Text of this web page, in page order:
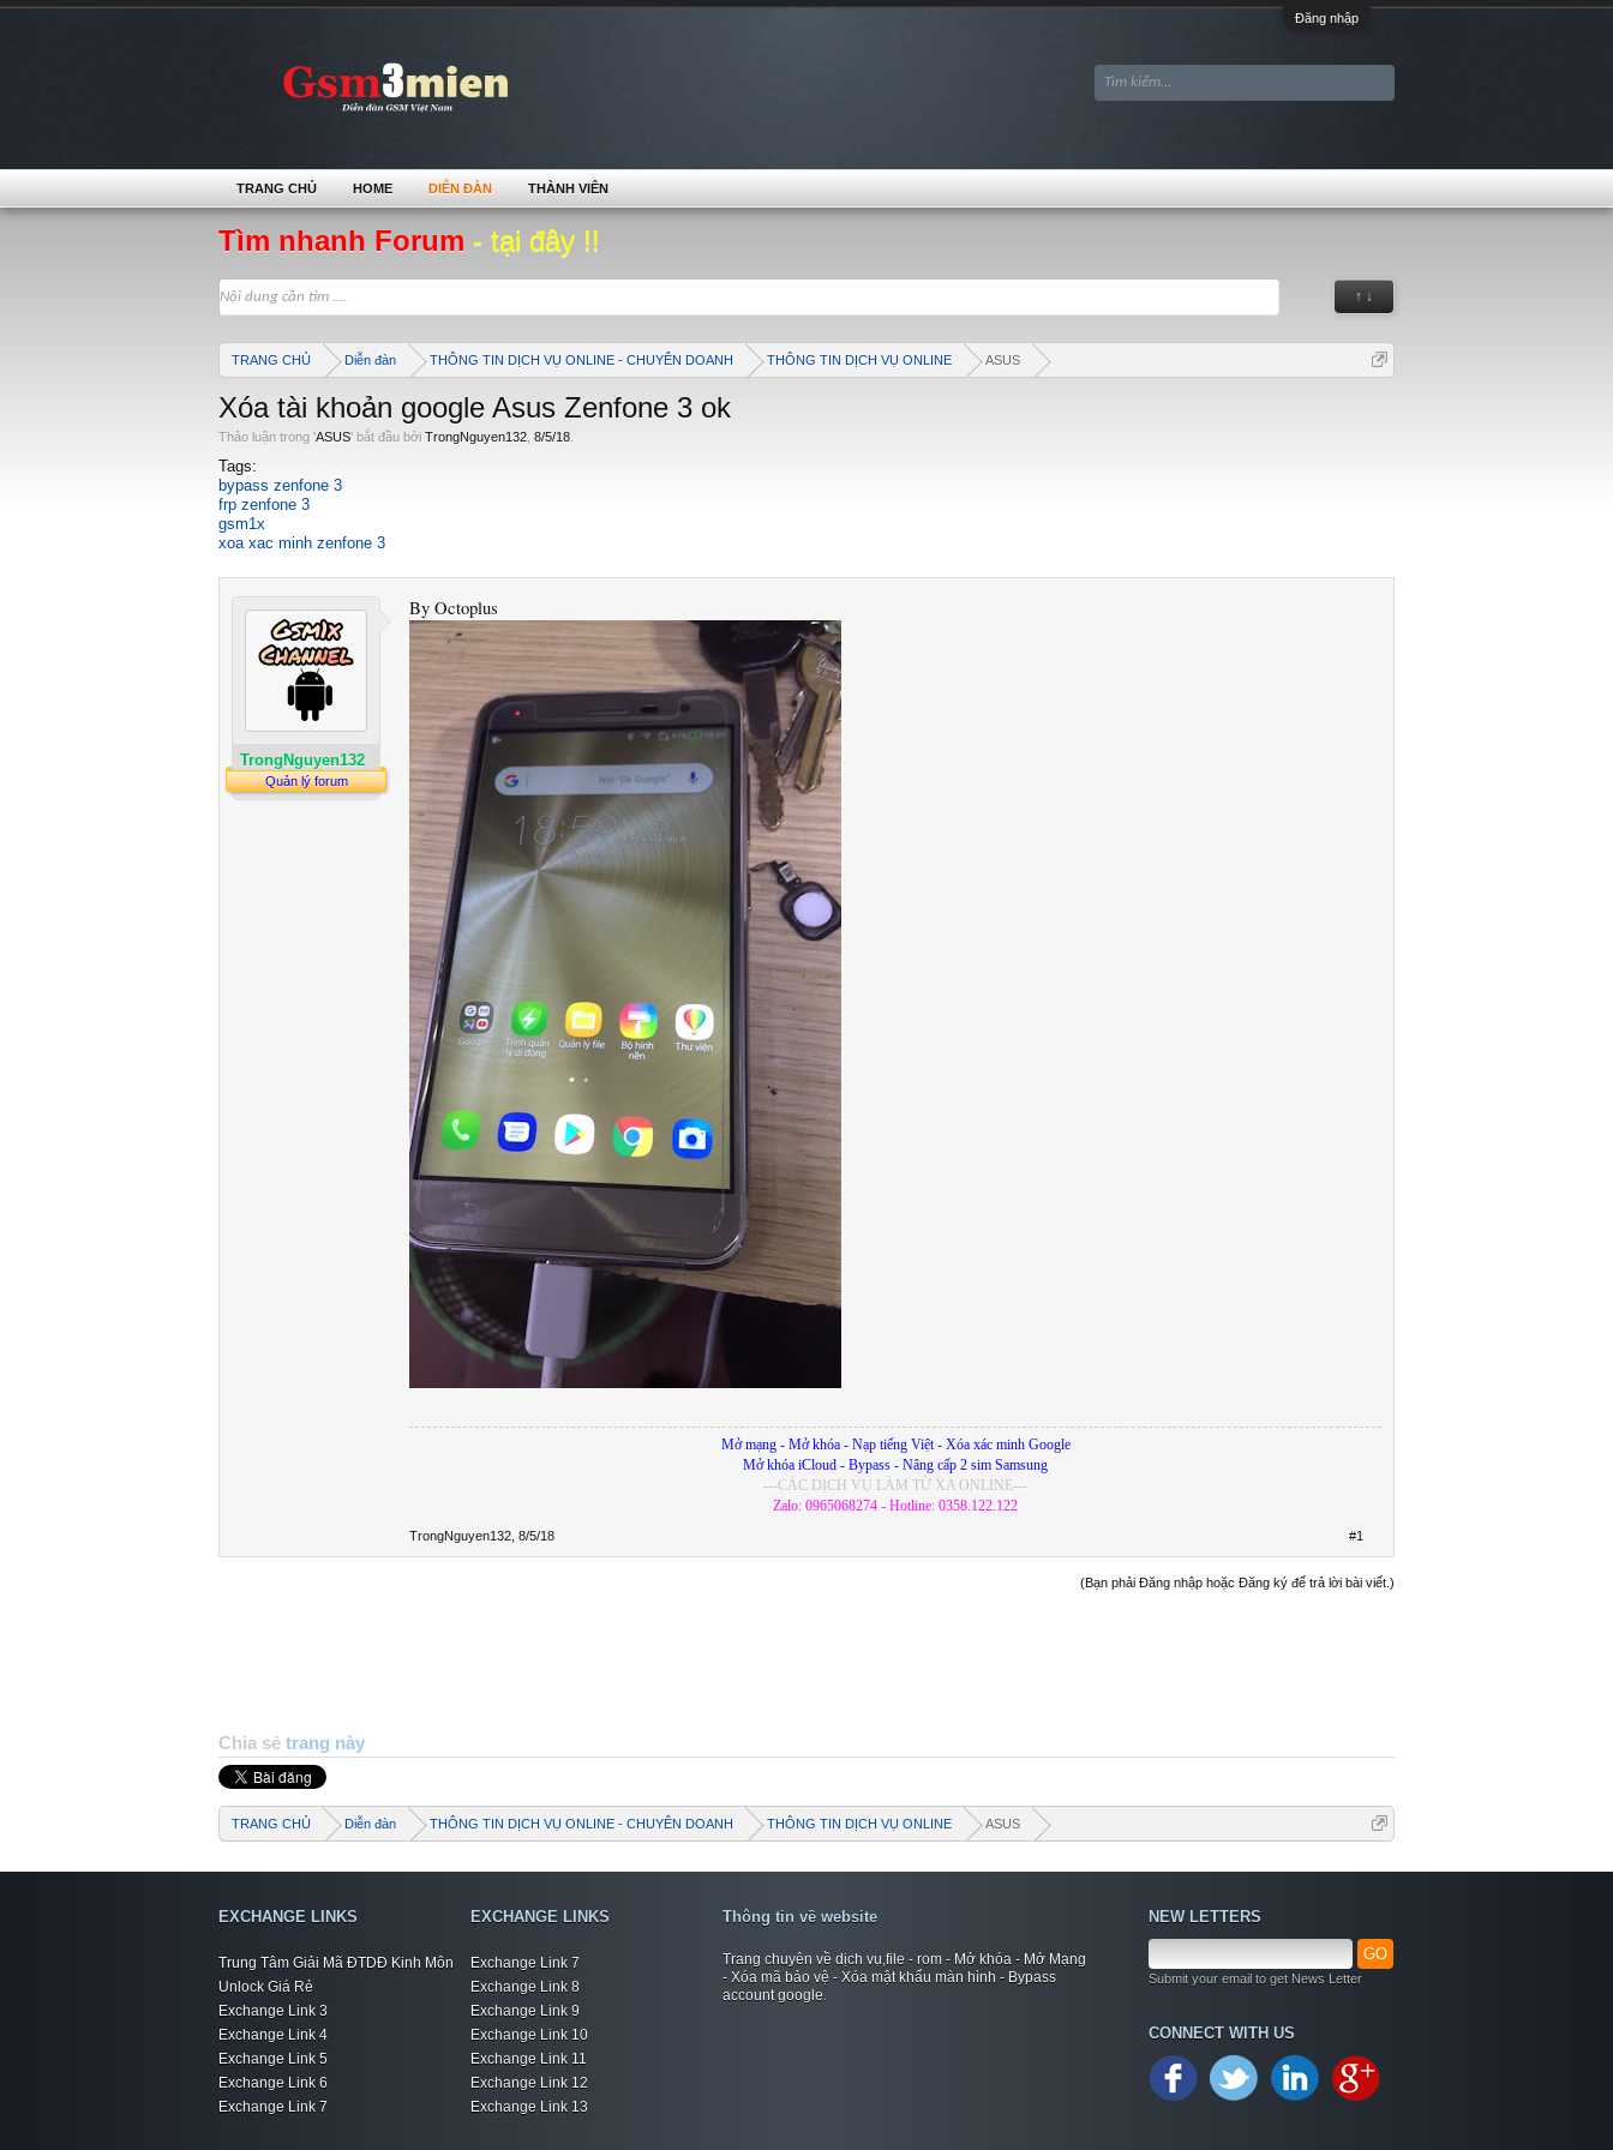
Đăng nhập
Tìm nhanh Forum - tại đây !!
↑ ↓
TRANG CHỦ Diễn đàn THÔNG TIN DỊCH VỤ ONLINE - CHUYÊN DOANH THÔNG TIN DỊCH VỤ ONLINE ASUS
+ Chào mừng bạn đến với diễn đàn thông tin
dịch vụ Việt Nam
+ Chúng tôi có tất cả các dịch vụ Online từ xa
Xóa tài khoản google Asus Zenfone 3 ok
Thảo luận trong 'ASUS' bắt đầu bởi TrongNguyen132 8/5/18
Tags:
bypass zenfone 3
frp zenfone 3
gsm1x
xoa xac minh zenfone 3
TrongNguyen132
Quản lý forum
By Octoplus
Mở mạng - Mở khóa - Nạp tiếng Việt - Xóa xác minh Google
Mở khóa iCloud - Bypass - Nâng cấp 2 sim Samsung
---CÁC DỊCH VỤ LÀM TỪ XA ONLINE---
Zalo: 0965068274 - Hotline: 0358.122.122
TrongNguyen132 8/5/18 #1
(Bạn phải Đăng nhập hoặc Đăng ký để trả lời bài viết.)
Chia sẻ trang này
TRANG CHỦ Diễn đàn THÔNG TIN DỊCH VỤ ONLINE - CHUYÊN DOANH THÔNG TIN DỊCH VỤ ONLINE ASUS
TRANG CHỦ HOME DIỄN ĐÀN THÀNH VIÊN
EXCHANGE LINKS
Trung Tâm Giải Mã ĐTDĐ Kinh Môn
Unlock Giá Rẻ
Exchange Link 3
Exchange Link 4
Exchange Link 5
Exchange Link 6
Exchange Link 7
EXCHANGE LINKS
Exchange Link 7
Exchange Link 8
Exchange Link 9
Exchange Link 10
Exchange Link 11
Exchange Link 12
Exchange Link 13
Thông tin về website
Trang chuyên về dịch vụ,file - rom - Mở khóa - Mở Mạng
- Xóa mã bảo vệ - Xóa mật khẩu màn hình - Bypass
account google.
NEW LETTERS
GO
Submit your email to get News Letter
CONNECT WITH US